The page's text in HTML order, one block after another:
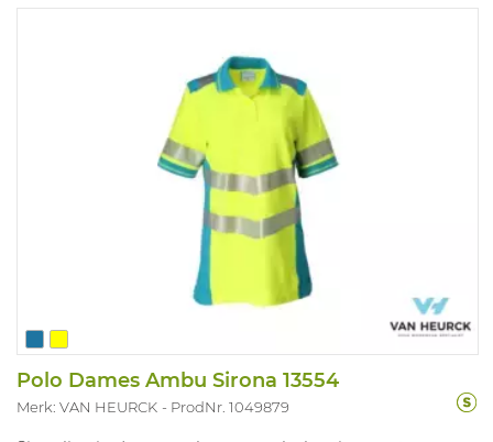
Polo Dames Ambu Sirona 13554
Merk: VAN HEURCK ProdNr. 1049879